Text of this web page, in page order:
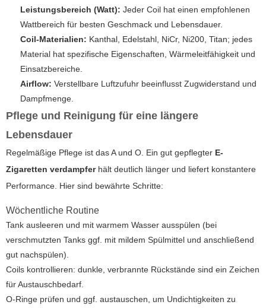
Leistungsbereich (Watt): Jeder Coil hat einen empfohlenen
Wattbereich für besten Geschmack und Lebensdauer.
Coil-Materialien: Kanthal, Edelstahl, NiCr, Ni200, Titan; jedes
Material hat spezifische Eigenschaften, Wärmeleitfähigkeit und
Einsatzbereiche.
Airflow: Verstellbare Luftzufuhr beeinflusst Zugwiderstand und
Dampfmenge.
Pflege und Reinigung für eine längere
Lebensdauer
Regelmäßige Pflege ist das A und O. Ein gut gepflegter E-
Zigaretten verdampferhält deutlich länger und liefert konstantere
Performance. Hier sind bewährte Schritte:
Wöchentliche Routine
Tank ausleeren und mit warmem Wasser ausspülen (bei
verschmutzten Tanks ggf. mit mildem Spülmittel und anschließend
gut nachspülen).
Coils kontrollieren: dunkle, verbrannte Rückstände sind ein Zeichen
für Austauschbedarf.
O-Ringe prüfen und ggf. austauschen, um Undichtigkeiten zu